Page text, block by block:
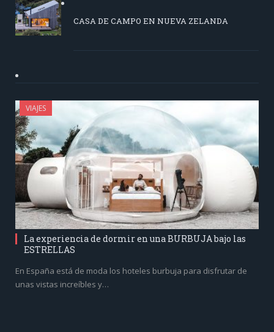
CASA DE CAMPO EN NUEVA ZELANDA
VIAJES
La experiencia de dormir en una BURBUJA bajo las
ESTRELLAS
En España está de moda los hoteles burbuja para disfrutar de
unas vistas increíbles y…